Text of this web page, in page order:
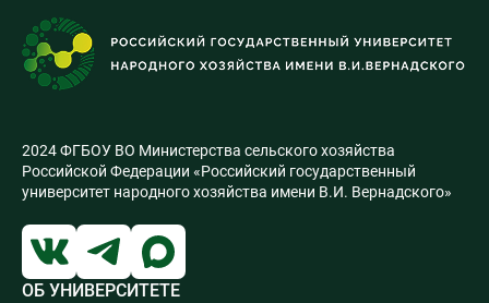
2024 ФГБОУ ВО Министерства сельского хозяйства
Российской Федерации «Российский государственный
университет народного хозяйства имени В.И. Вернадского»
ОБ УНИВЕРСИТЕТЕ